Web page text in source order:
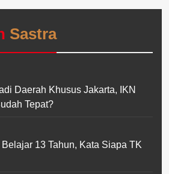
Sastra
Daerah Khusus Jakarta, IKN
Tepat?
13 Tahun, Kata Siapa TK